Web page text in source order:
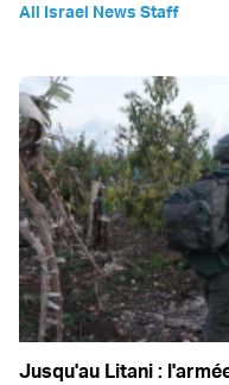
All Israel News Staff
Jusqu'au Litani :